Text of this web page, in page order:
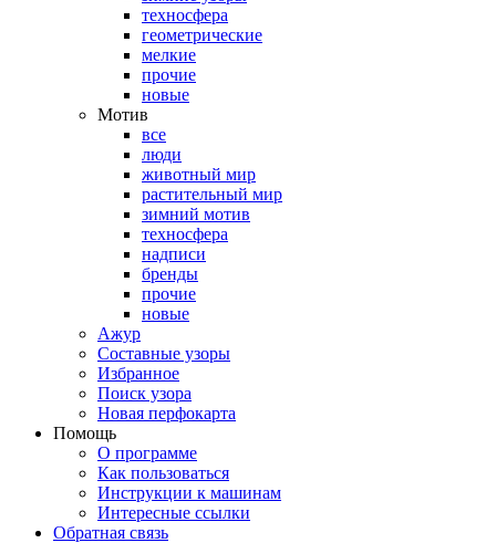
техносфера
геометрические
мелкие
прочие
новые
Мотив
все
люди
животный мир
растительный мир
зимний мотив
техносфера
надписи
бренды
прочие
новые
Ажур
Составные узоры
Избранное
Поиск узора
Новая перфокарта
Помощь
О программе
Как пользоваться
Инструкции к машинам
Интересные ссылки
Обратная связь